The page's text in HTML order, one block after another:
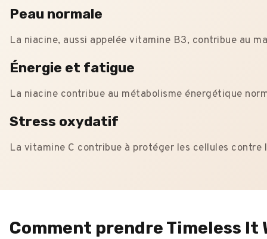
Peau normale
La niacine, aussi appelée vitamine B3, contribue au
Énergie et fatigue
La niacine contribue au métabolisme énergétique
Stress oxydatif
La vitamine C contribue à protéger les cellules
Comment prendre Timeless It